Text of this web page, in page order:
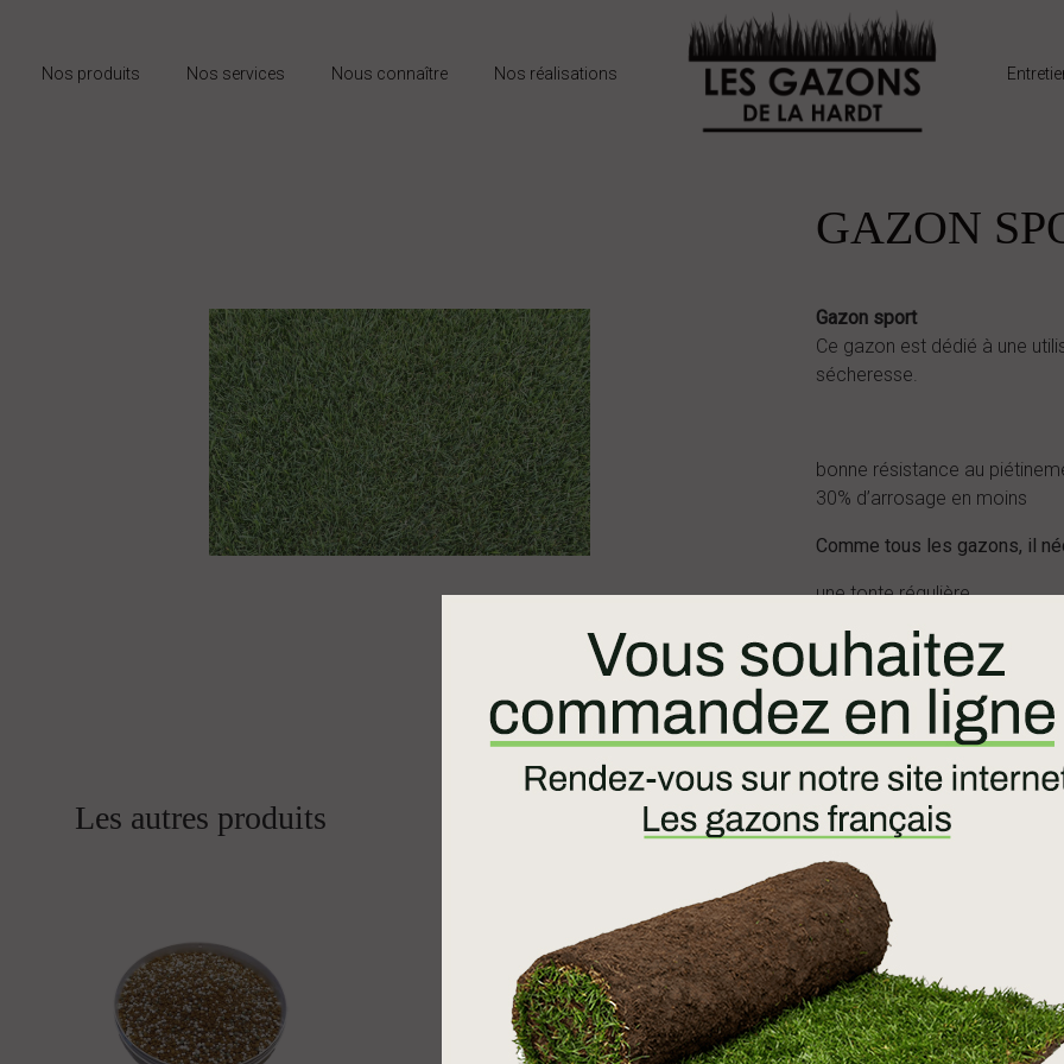
Nos produits Nos services Nous connaître Nos réalisations
GAZON
Gazon sport
Ce gazon est dédié à une
sécheresse.
bonne résistance au
30% d’arrosage en moins
Comme tous les gazons, il
une tonte régulière
un arrosage régulier
Dédié à une utilisation
Les autres produits